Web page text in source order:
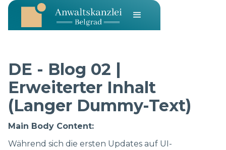
DE - Blog 02 |
Erweiterter Inhalt
(Langer Dummy-Text)
Main Body Content:
Während sich die ersten Updates auf UI-